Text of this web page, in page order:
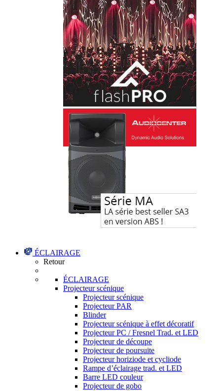
ÉCLAIRAGE
Retour
ÉCLAIRAGE
Projecteur scénique
Projecteur scénique
Projecteur PAR
Blinder
Projecteur scénique à effet décoratif
Projecteur PC / Fresnel Trad. et LED
Projecteur de découpe
Projecteur de poursuite
Projecteur horiziode et cycliode
Rampe d’éclairage trad. et LED
Barre LED couleur
Projecteur de gobo